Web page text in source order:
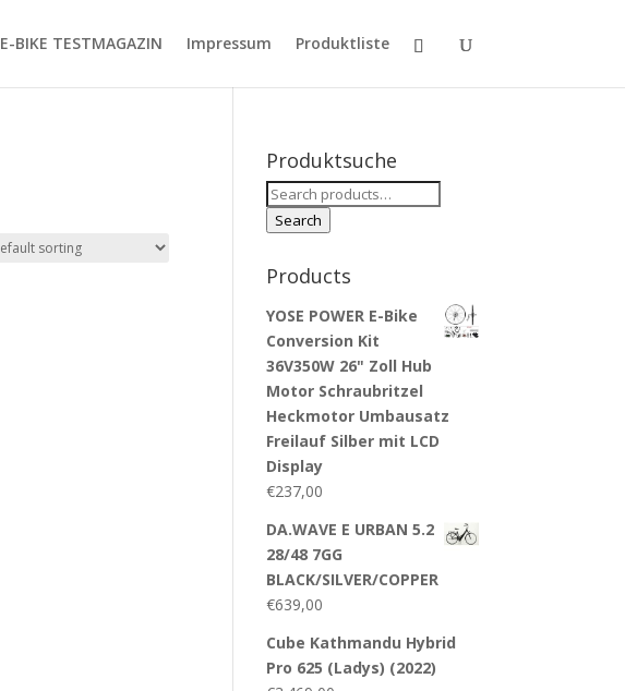
E-BIKE TESTMAGAZIN Impressum Produktliste
Produktsuche
Search
for:
Search
Products
YOSE POWER E-Bike
Conversion Kit
36V350W 26" Zoll Hub
Motor Schraubritzel
Heckmotor Umbausatz
Freilauf Silber mit LCD
Display
€237,00
DA.WAVE E URBAN 5.2
28/48 7GG
BLACK/SILVER/COPPER
€639,00
Cube Kathmandu Hybrid
Pro 625 (Ladys) (2022)